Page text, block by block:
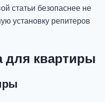
статьи безопаснее не
установку репитеров
для квартиры